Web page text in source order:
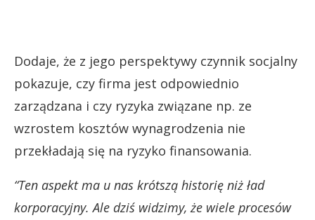
Dodaje, że z jego perspektywy czynnik socjalny
pokazuje, czy firma jest odpowiednio
zarządzana i czy ryzyka związane np. ze
wzrostem kosztów wynagrodzenia nie
przekładają się na ryzyko finansowania.
“Ten aspekt ma u nas krótszą historię niż ład
korporacyjny. Ale dziś widzimy, że wiele procesów